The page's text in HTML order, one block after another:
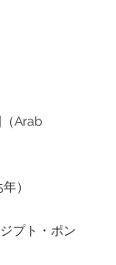
Arab
）
プト・ポン